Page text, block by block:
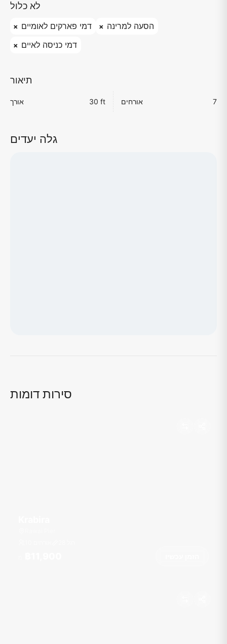
לא כלול
דמי פארקים לאומיים
הסעה למרינה
דמי כניסה לאיים
תיאור
אורך 30 ft אורחים 7
גלה יעדים
סירות דומות